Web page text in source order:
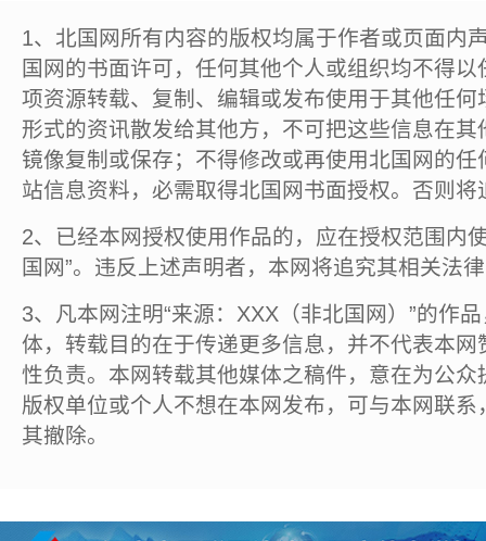
1、北国网所有内容的版权均属于作者或页面内
国网的书面许可，任何其他个人或组织均不得
项资源转载、复制、编辑或发布使用于其他任
形式的资讯散发给其他方，不可把这些信息在
镜像复制或保存；不得修改或再使用北国网的
站信息资料，必需取得北国网书面授权。否则将
2、已经本网授权使用作品的，应在授权范围内
国网”。违反上述声明者，本网将追究其相关法
3、凡本网注明“来源：XXX（非北国网）”的作
体，转载目的在于传递更多信息，并不代表本
性负责。本网转载其他媒体之稿件，意在为公
版权单位或个人不想在本网发布，可与本网联
其撤除。